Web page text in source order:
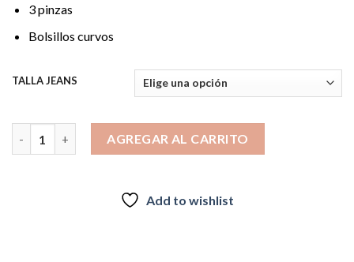
3 pinzas
Bolsillos curvos
TALLA JEANS
AGREGAR AL CARRITO
Add to wishlist